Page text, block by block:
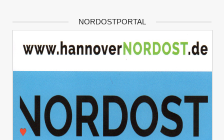
NORDOSTPORTAL